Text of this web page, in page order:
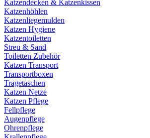
Katzendecken & Katzenkissen
Katzenhöhlen
Katzenliegemulden
Katzen Hygiene
Katzentoiletten
Streu & Sand
Toiletten Zubehör
Katzen Transport
Transportboxen
Tragetaschen
Katzen Netze
Katzen Pflege
Fellpflege
Augenpflege
Ohrenpflege